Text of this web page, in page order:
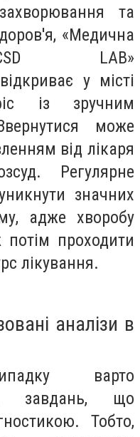
та
«Медична
LAB»
відкриває у місті
із зручним
може
від лікаря
Регулярне
значних
адже хворобу
проходити
лікування.
аналізи в
варто
завдань, що
Тобто,